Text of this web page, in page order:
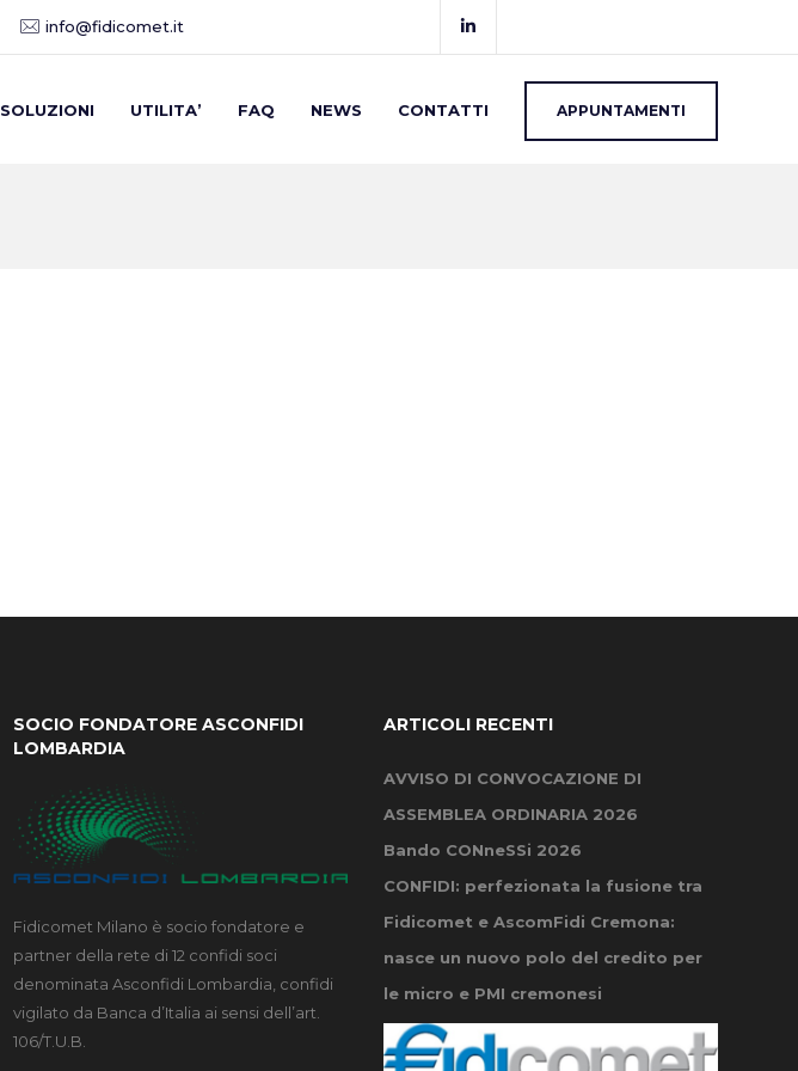
info@fidicomet.it
SOLUZIONI UTILITA’ FAQ NEWS CONTATTI APPUNTAMENTI
SOCIO FONDATORE ASCONFIDI
LOMBARDIA
Fidicomet Milano è socio fondatore e
partner della rete di 12 confidi soci
denominata Asconfidi Lombardia, confidi
vigilato da Banca d’Italia ai sensi dell’art.
106/T.U.B.
ARTICOLI RECENTI
AVVISO DI CONVOCAZIONE DI
ASSEMBLEA ORDINARIA 2026
Bando CONneSSi 2026
CONFIDI: perfezionata la fusione tra
Fidicomet e AscomFidi Cremona:
nasce un nuovo polo del credito per
le micro e PMI cremonesi